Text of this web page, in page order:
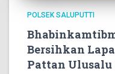
POLSEK SALUPUTTI
Bersihkan
Pattan Ulusalu